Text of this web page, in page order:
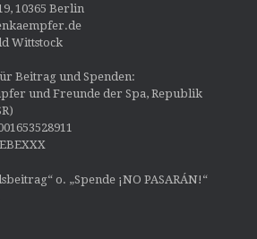
10365 Berlin
Wittstock
Beitrag und Spenden:
und Freunde der Spa, Republik
o. „Spende ¡NO PASARÁN!“